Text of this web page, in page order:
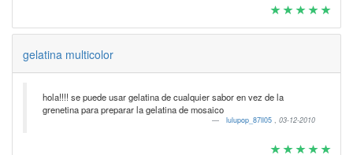
gelatina multicolor
hola!!!! se puede usar gelatina de cualquier sabor en vez de la
grenetina para preparar la gelatina de mosaico
lulupop_87ll05 , 03-12-2010